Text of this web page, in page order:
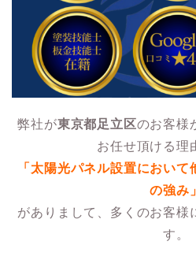
弊社が東京都足立区のお客様
お任せ頂ける理
「太陽光パネル設置におい
の強み」
がありまして、多くのお客様
す。